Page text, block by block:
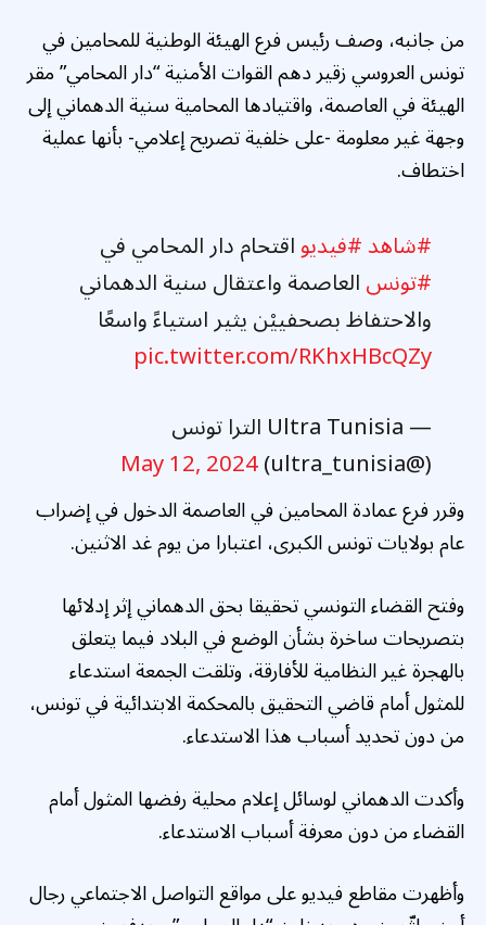
من جانبه، وصف رئيس فرع الهيئة الوطنية للمحامين في
تونس العروسي زقير دهم القوات الأمنية “دار المحامي” مقر
الهيئة في العاصمة، واقتيادها المحامية سنية الدهماني إلى
وجهة غير معلومة -على خلفية تصريح إعلامي- بأنها عملية
اختطاف.
#شاهد#فيديواقتحام دار المحامي في
#تونسالعاصمة واعتقال سنية الدهماني
والاحتفاظ بصحفييْن يثير استياءً واسعًا
pic.twitter.com/RKhxHBcQZy
— Ultra Tunisia الترا تونس
(@ultra_tunisia)
May 12, 2024
وقرر فرع عمادة المحامين في العاصمة الدخول في إضراب
عام بولايات تونس الكبرى، اعتبارا من يوم غد الاثنين.
وفتح القضاء التونسي تحقيقا بحق الدهماني إثر إدلائها
بتصريحات ساخرة بشأن الوضع في البلاد فيما يتعلق
بالهجرة غير النظامية للأفارقة، وتلقت الجمعة استدعاء
للمثول أمام قاضي التحقيق بالمحكمة الابتدائية في تونس،
من دون تحديد أسباب هذا الاستدعاء.
وأكدت الدهماني لوسائل إعلام محلية رفضها المثول أمام
القضاء من دون معرفة أسباب الاستدعاء.
وأظهرت مقاطع فيديو على مواقع التواصل الاجتماعي رجال